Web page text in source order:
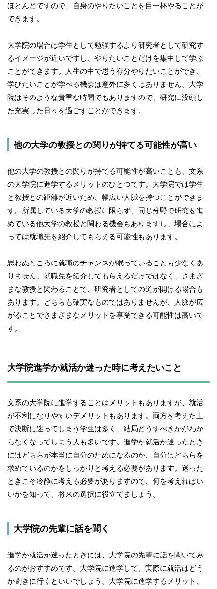
ほとんどですので、自身のやりたいことを目一杯やることが
できます。
大学院の場合は学生として勉強するより研究者として研究す
るイメージが近いですし、やりたいことだけを集中して学ぶ
ことができます。人生の中で思う存分やりたいことができ、
学びたいことが学べる機会は意外に多くはありません。大学
院はそのような貴重な時間でもありますので、研究に没頭し
た充実した日々を過ごすことができます。
他の大学の教授との関りが持てる可能性が高い
他の大学の教授との関りが持てる可能性が高いことも、文系
の大学院に進学するメリットのひとつです。大学院では学生
と教授との距離が近いため、幅広い人脈を持つことができま
す。所属している大学の教授に限らず、同じ分野で研究を進
めている他大学の教授と関わる機会もありますし、場合によ
っては就職先を紹介してもらえる可能性もあります。
思わぬところに就職のチャンスが眠っていることも少なくあ
りません。就職先を紹介してもらえるだけではなく、さまざ
まな教授と関わることで、研究者としての道が開ける場合も
あります。どちらも確実なものではありませんが、人脈が広
がることでさまざまなメリットを享受できる可能性は高いで
す。
大学院進学か就活か迷った時に考えたいこと
文系の大学院に進学することはメリットもありますが、就活
が不利になりやすいデメリットもあります。両方を考えた上
で決断に迷ってしまう学生は多く、結局どうすべきかがわか
らなくなってしまう人も多いです。進学か就活か迷ったとき
にはどちらが本当に自分のためになるのか、自分はどちらを
求めているのかをしっかりと考える必要があります。迷った
ときこそ冷静に考える必要がありますので、何を考えればい
いかを知って、将来の選択に役立てましょう。
大学院の先輩に話を聞く
進学か就活か迷ったときには、大学院の先輩に話を聞いてみ
るのがおすすめです。大学院に進学して、実際に就活はどう
か聞きに行くといいでしょう。大学院に進学するメリット、